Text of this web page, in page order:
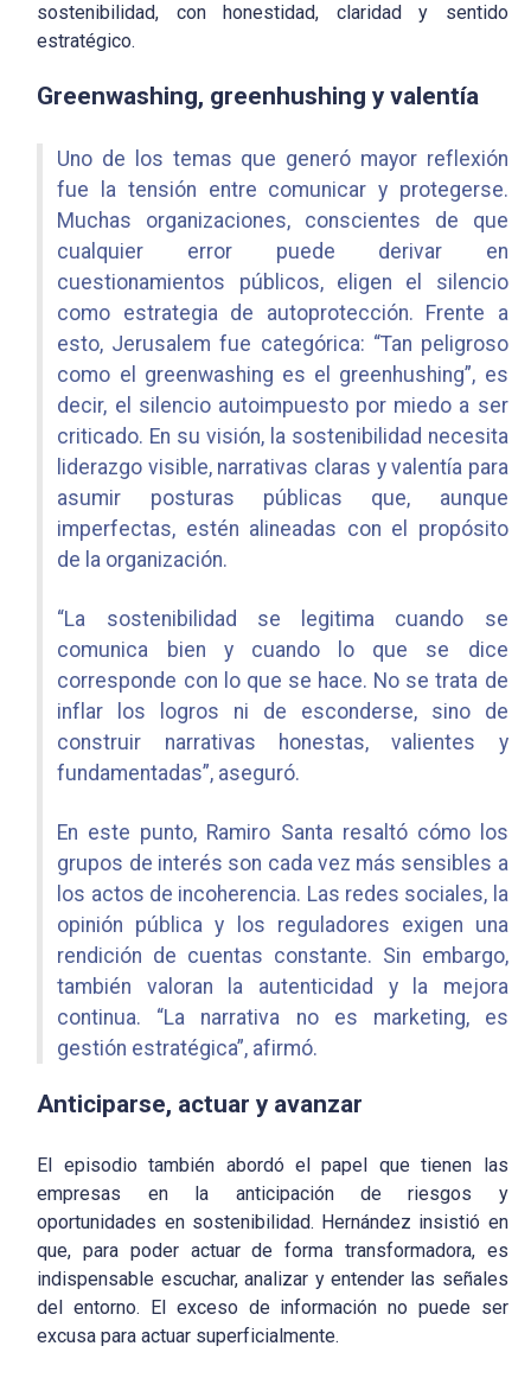
sostenibilidad, con honestidad, claridad y sentido
estratégico.
Greenwashing, greenhushing y valentía
Uno de los temas que generó mayor reflexión
fue la tensión entre comunicar y protegerse.
Muchas organizaciones, conscientes de que
cualquier error puede derivar en
cuestionamientos públicos, eligen el silencio
como estrategia de autoprotección. Frente a
esto, Jerusalem fue categórica: “Tan peligroso
como el greenwashing es el greenhushing”, es
decir, el silencio autoimpuesto por miedo a ser
criticado. En su visión, la sostenibilidad necesita
liderazgo visible, narrativas claras y valentía para
asumir posturas públicas que, aunque
imperfectas, estén alineadas con el propósito
de la organización.
“La sostenibilidad se legitima cuando se
comunica bien y cuando lo que se dice
corresponde con lo que se hace. No se trata de
inflar los logros ni de esconderse, sino de
construir narrativas honestas, valientes y
fundamentadas”, aseguró.
En este punto, Ramiro Santa resaltó cómo los
grupos de interés son cada vez más sensibles a
los actos de incoherencia. Las redes sociales, la
opinión pública y los reguladores exigen una
rendición de cuentas constante. Sin embargo,
también valoran la autenticidad y la mejora
continua. “La narrativa no es marketing, es
gestión estratégica”, afirmó.
Anticiparse, actuar y avanzar
El episodio también abordó el papel que tienen las
empresas en la anticipación de riesgos y
oportunidades en sostenibilidad. Hernández insistió en
que, para poder actuar de forma transformadora, es
indispensable escuchar, analizar y entender las señales
del entorno. El exceso de información no puede ser
excusa para actuar superficialmente.